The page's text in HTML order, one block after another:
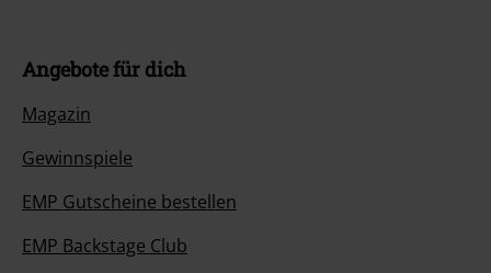
Angebote für dich
Magazin
Gewinnspiele
EMP Gutscheine bestellen
EMP Backstage Club